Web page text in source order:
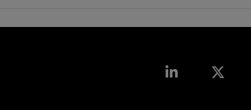
LinkedIn